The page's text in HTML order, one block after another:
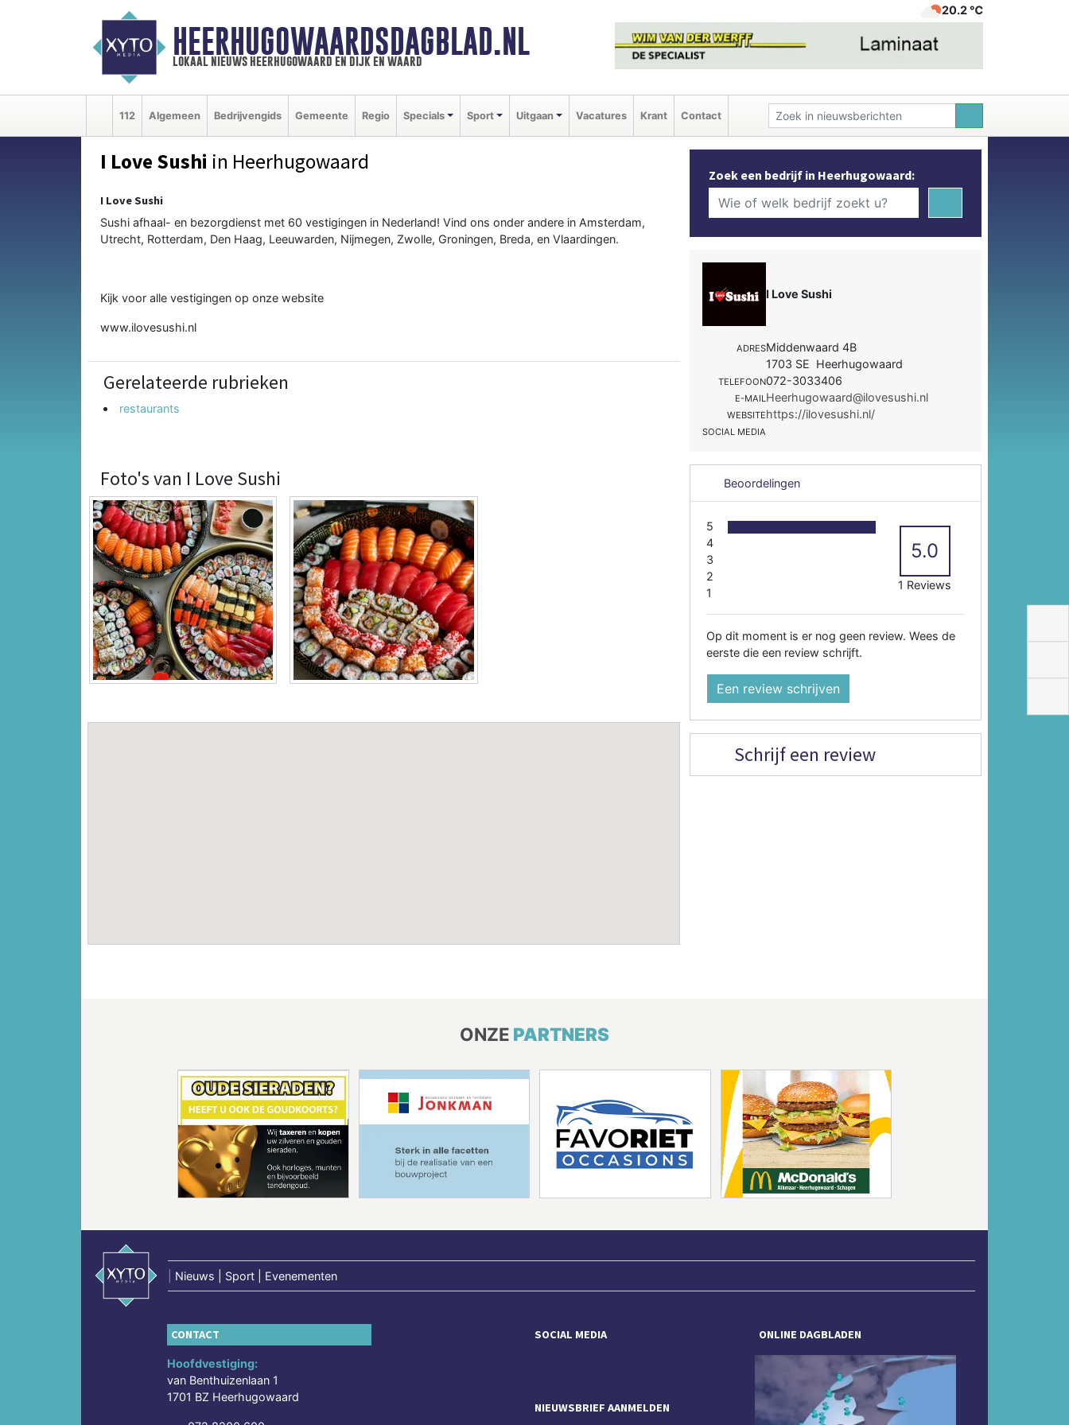
HEERHUGOWAARDSDAGBLAD.NL
lokaal nieuws heerhugowaard en dijk en waard
20.2 ℃
112 Algemeen Bedrijvengids Gemeente Regio Specials Sport Uitgaan Vacatures Krant Contact
I Love Sushi in Heerhugowaard
I Love Sushi
Sushi afhaal- en bezorgdienst met 60 vestigingen in Nederland! Vind ons onder andere in Amsterdam,
Utrecht, Rotterdam, Den Haag, Leeuwarden, Nijmegen, Zwolle, Groningen, Breda, en Vlaardingen.
Kijk voor alle vestigingen op onze website
www.ilovesushi.nl
Gerelateerde rubrieken
restaurants
Foto's van I Love Sushi
Zoek een bedrijf in Heerhugowaard:
I Love Sushi
ADRESMiddenwaard 4B
1703 SE Heerhugowaard
TELEFOON072-3033406
E-MAILHeerhugowaard@ilovesushi.nl
WEBSITEhttps://ilovesushi.nl/
SOCIAL MEDIA
Beoordelingen
5
4
3
2
1
5.0
1 Reviews
Op dit moment is er nog geen review. Wees de
eerste die een review schrijft.
Een review schrijven
Schrijf een review
ONZE PARTNERS
Nieuws | Sport | Evenementen
CONTACT
Hoofdvestiging:
van Benthuizenlaan 1
1701 BZ Heerhugowaard
SOCIAL MEDIA
NIEUWSBRIEF AANMELDEN
ONLINE DAGBLADEN